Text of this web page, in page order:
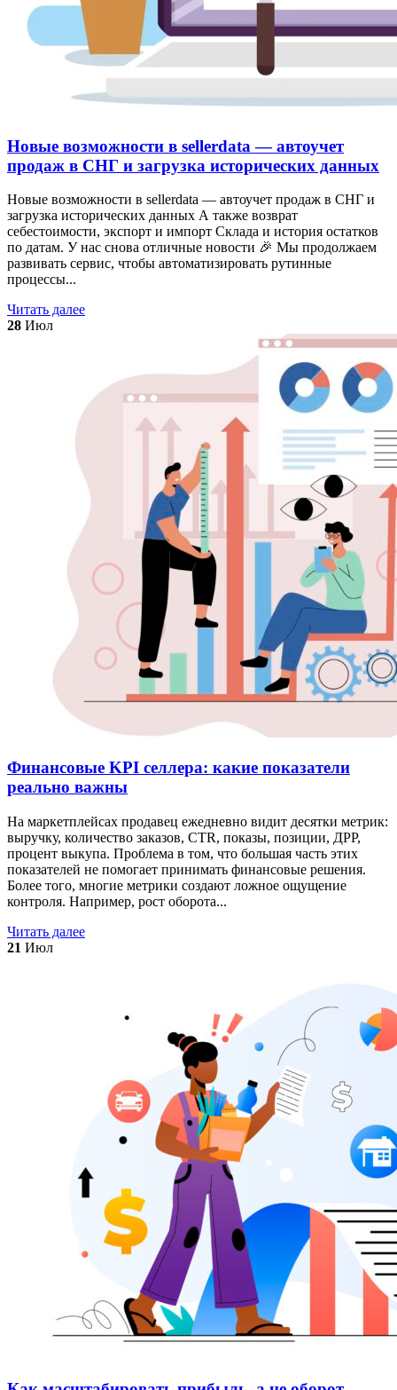
Новые возможности в sellerdata — автоучет
продаж в СНГ и загрузка исторических данных
Новые возможности в sellerdata — автоучет продаж в СНГ и
загрузка исторических данных А также возврат
себестоимости, экспорт и импорт Склада и история остатков
по датам. У нас снова отличные новости 🎉 Мы продолжаем
развивать сервис, чтобы автоматизировать рутинные
процессы...
Читать далее
28 Июл
Финансовые KPI селлера: какие показатели
реально важны
На маркетплейсах продавец ежедневно видит десятки метрик:
выручку, количество заказов, CTR, показы, позиции, ДРР,
процент выкупа. Проблема в том, что большая часть этих
показателей не помогает принимать финансовые решения.
Более того, многие метрики создают ложное ощущение
контроля. Например, рост оборота...
Читать далее
21 Июл